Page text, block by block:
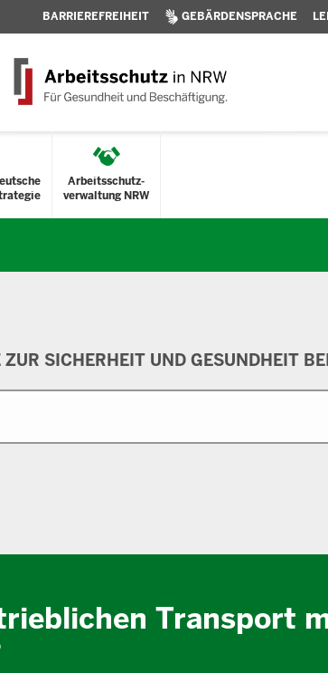
BARRIEREFREIHEIT GEBÄRDENSPRACHE
Arbeitsschutz-
verwaltung NRW
SICHERHEIT UND GESUNDHEIT
Transport